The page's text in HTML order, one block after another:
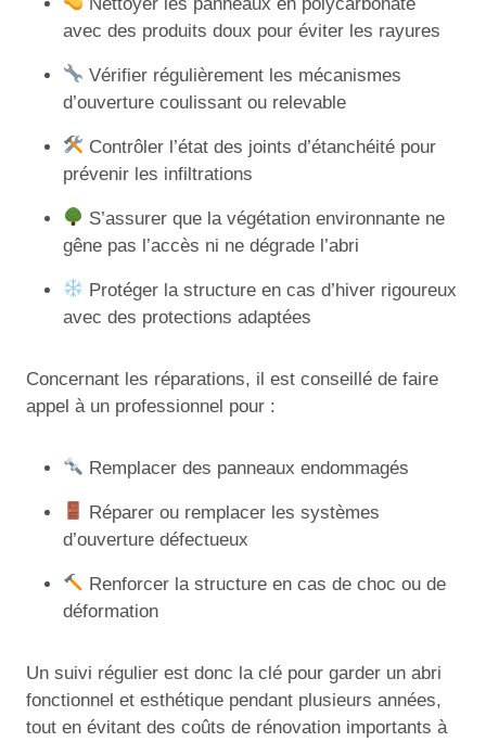
avec des produits doux pour éviter les rayures
Vérifier régulièrement les mécanismes
d’ouverture coulissant ou relevable
Contrôler l’état des joints d’étanchéité pour
prévenir les infiltrations
S’assurer que la végétation environnante ne
gêne pas l’accès ni ne dégrade l’abri
Protéger la structure en cas d’hiver rigoureux
avec des protections adaptées
Concernant les réparations, il est conseillé de faire
appel à un professionnel pour :
Remplacer des panneaux endommagés
Réparer ou remplacer les systèmes
d’ouverture défectueux
Renforcer la structure en cas de choc ou de
déformation
Un suivi régulier est donc la clé pour garder un abri
fonctionnel et esthétique pendant plusieurs années,
tout en évitant des coûts de rénovation importants à